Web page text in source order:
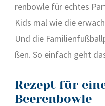
ren­bow­le für ech­tes
Kids mal wie die
Und die
ßen. So ein­fach geht
Rezept für
Beerenbowle